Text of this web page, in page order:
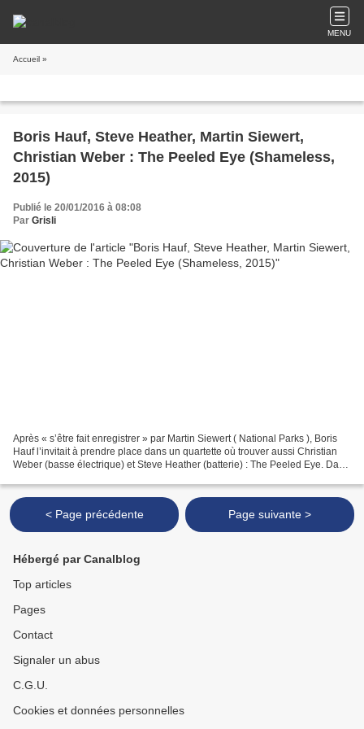
MENU
Accueil »
Boris Hauf, Steve Heather, Martin Siewert,
Christian Weber : The Peeled Eye (Shameless,
2015)
Publié le 20/01/2016 à 08:08
Par Grisli
Après « s’être fait enregistrer » par Martin Siewert ( National Parks ), Boris
Hauf l’invitait à prendre place dans un quartette où trouver aussi Christian
Weber (basse électrique) et Steve Heather (batterie) : The Peeled Eye. Dans
< Page précédente Page suivante >
Hébergé par Canalblog
Top articles
Pages
Contact
Signaler un abus
C.G.U.
Cookies et données personnelles